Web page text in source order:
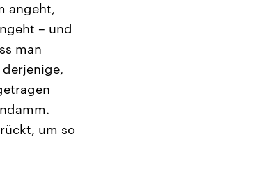
angeht,
– und
man
um so